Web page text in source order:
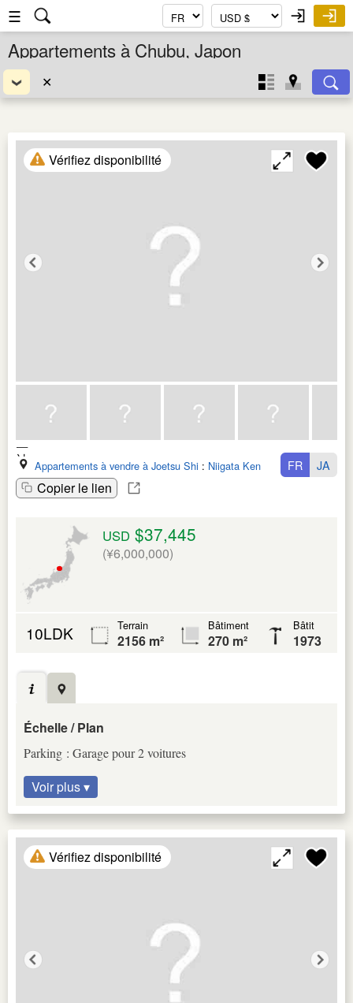
☰
Appartements à Chubu, Japon
✕
Vérifiez disponibilité
Appartements à vendre à Joetsu Shi : Niigata Ken
Copier le lien
FR JA
USD $37,445
(¥6,000,000)
10LDK Terrain
2156 m²
Bâtiment
270 m²
Bâtit
1973
Échelle / Plan
Parking : Garage pour 2 voitures
Voir plus ▾
Vérifiez disponibilité